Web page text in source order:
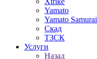
Yamato
Yamato Samurai
Скад
ТЗСК
Услуги
Назад